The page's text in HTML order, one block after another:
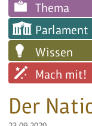
Thema
Parlament
Wissen
Mach mit!
Der